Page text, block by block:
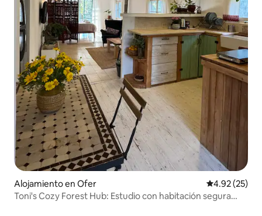
Alojamiento en Ofer Calificación
4.92 (25)
Toni's Cozy Forest Hub: Estudio con habitación segura